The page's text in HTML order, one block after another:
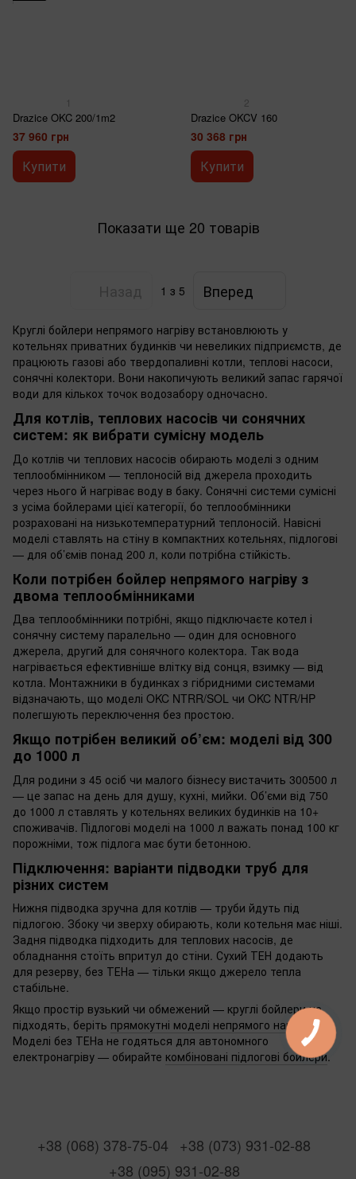
1
Drazice OKC 200/1m2
37 960 грн
Купити
2
Drazice OKCV 160
30 368 грн
Купити
Показати ще 20 товарів
1 з 5 Вперед
Круглі бойлери непрямого нагріву встановлюють у
котельнях приватних будинків чи невеликих підприємств, де
працюють газові або твердопаливні котли, теплові насоси,
сонячні колектори. Вони накопичують великий запас гарячої
води для кількох точок водозабору одночасно.
Для котлів, теплових насосів чи сонячних
систем: як вибрати сумісну модель
До котлів чи теплових насосів обирають моделі з одним
теплообмінником — теплоносій від джерела проходить
через нього й нагріває воду в баку. Сонячні системи сумісні
з усіма бойлерами цієї категорії, бо теплообмінники
розраховані на низькотемпературний теплоносій. Навісні
моделі ставлять на стіну в компактних котельнях, підлогові
— для об’ємів понад 200 л, коли потрібна стійкість.
Коли потрібен бойлер непрямого нагріву з
двома теплообмінниками
Два теплообмінники потрібні, якщо підключаєте котел і
сонячну систему паралельно — один для основного
джерела, другий для сонячного колектора. Так вода
нагрівається ефективніше влітку від сонця, взимку — від
котла. Монтажники в будинках з гібридними системами
відзначають, що моделі OKC NTRR/SOL чи OKC NTR/HP
полегшують переключення без простою.
Якщо потрібен великий об’єм: моделі від 300
до 1000 л
Для родини з 45 осіб чи малого бізнесу вистачить 300500 л
— це запас на день для душу, кухні, мийки. Об’єми від 750
до 1000 л ставлять у котельнях великих будинків на 10+
споживачів. Підлогові моделі на 1000 л важать понад 100 кг
порожніми, тож підлога має бути бетонною.
Підключення: варіанти підводки труб для
різних систем
Нижня підводка зручна для котлів — труби йдуть під
підлогою. Збоку чи зверху обирають, коли котельня має ніші.
Задня підводка підходить для теплових насосів, де
обладнання стоїть впритул до стіни. Сухий ТЕН додають
для резерву, без ТЕНа — тільки якщо джерело тепла
стабільне.
Якщо простір вузький чи обмежений — круглі бойлери не
підходять, беріть прямокутні моделі непрямого нагріву .
Моделі без ТЕНа не годяться для автономного
електронагріву — обирайте комбіновані підлогові бойлери.
+38 (068) 378-75-04
+38 (073) 931-02-88
+38 (095) 931-02-88